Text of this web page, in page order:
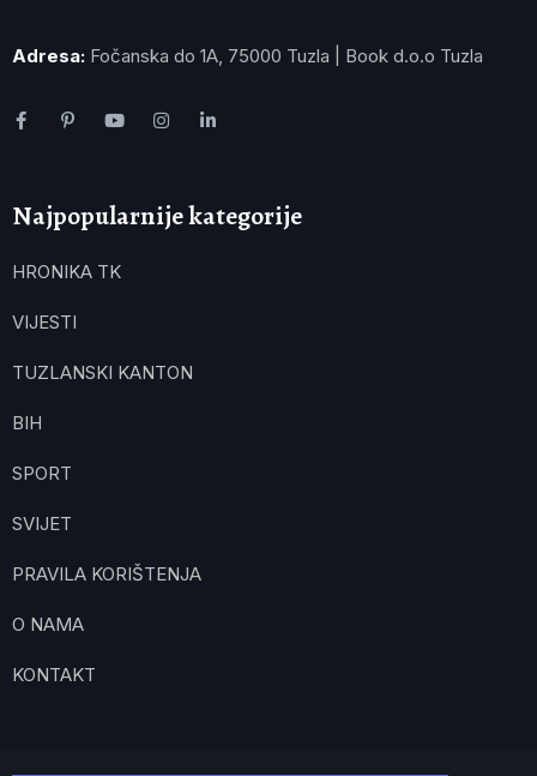
Adresa: Fočanska do 1A, 75000 Tuzla | Book d.o.o Tuzla
Najpopularnije kategorije
HRONIKA TK
VIJESTI
TUZLANSKI KANTON
BIH
SPORT
SVIJET
PRAVILA KORIŠTENJA
O NAMA
KONTAKT